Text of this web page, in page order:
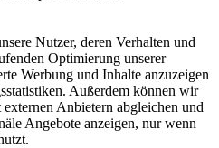
Nutzer, deren Verhalten und
Optimierung unserer
Werbung und Inhalte anzuzeigen
Außerdem können wir
Anbietern abgleichen und
Angebote anzeigen, nur wenn